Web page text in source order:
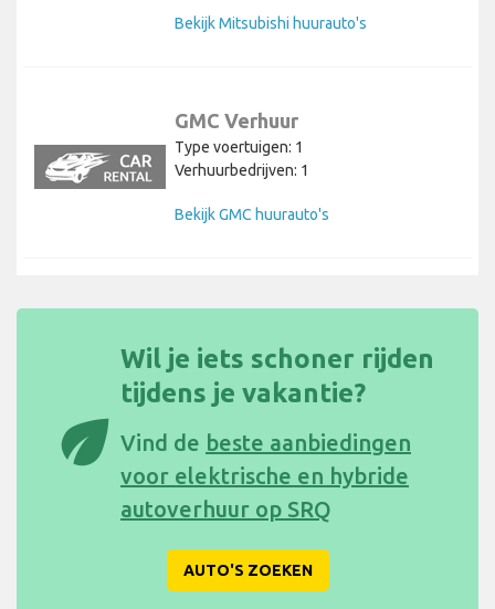
Bekijk Mitsubishi huurauto's
GMC Verhuur
Type voertuigen: 1
Verhuurbedrijven: 1
Bekijk GMC huurauto's
eco
Wil je iets schoner rijden
tijdens je vakantie?
Vind de beste aanbiedingen
voor elektrische en hybride
autoverhuur op SRQ
AUTO'S ZOEKEN